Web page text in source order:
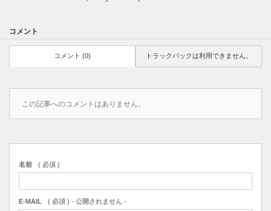
コメント
コメント (0) トラックバックは利用できません。
この記事へのコメントはありません。
名前 ( 必須 )
E-MAIL ( 必須 ) - 公開されません -